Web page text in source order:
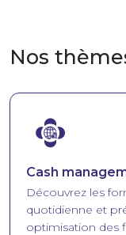
Nos
Image
Cash
Découvrez les
quotidienne et
optimisation des